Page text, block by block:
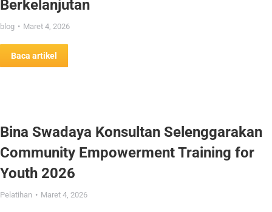
Berkelanjutan
blog Maret 4, 2026
Baca artikel
Bina Swadaya Konsultan Selenggarakan
Community Empowerment Training for
Youth 2026
Pelatihan Maret 4, 2026